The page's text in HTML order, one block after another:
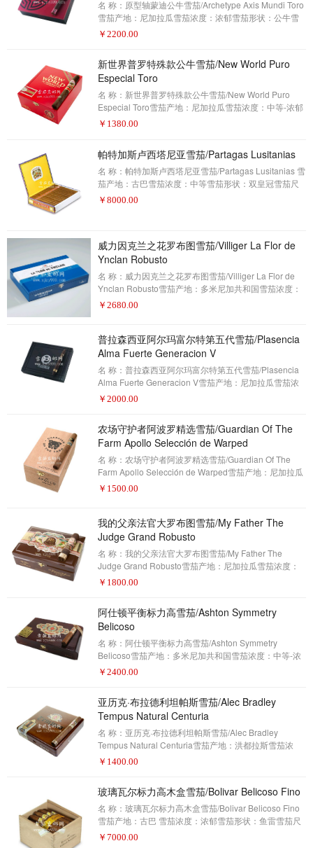
（雪茄是名单上的四种雪茄中的一种，零
名 称：原型轴蒙迪公牛雪茄/Archetype Axis Mundi Toro
雪茄产地：尼加拉瓜雪茄浓度：浓郁雪茄形状：公牛雪
茄尺寸：6×52包装数量：20制作方式：手工描 述：雪茄
头放在一起，创造了你梦想中的雪茄——或者至少是你
潜意识里的雪茄。原型轴莫迪以重复的人物、符号或原
型的名字命名，以重现人们的梦想，这些东西出现在各
种文化的神话中。因此，雪茄的配方
￥ 2200.00
新世界普罗特殊款公牛雪茄/New World Puro
Especial Toro
名 称：新世界普罗特殊款公牛雪茄/New World Puro
Especial Toro雪茄产地：尼加拉瓜雪茄浓度：中等-浓郁
雪茄形状：公牛雪茄尺寸：6 1/2 x 52包装数量：20制作
样迅速增长。 如费尔南德斯他不购买新工厂，他将获得
更多烟草农场的新土地，同时生产自己的雪茄以及一些
相当高调的合同品牌。他精心制作了这款新世界普罗特
殊款公牛雪茄。这是他新世界系列的最新版
￥ 1380.00
帕特加斯卢西塔尼亚雪茄/Partagas Lusitanias
名 称：帕特加斯卢西塔尼亚雪茄/Partagas Lusitanias 雪
茄产地：古巴雪茄浓度：中等雪茄形状：双皇冠雪茄尺
寸：194X49包装数量：25制作方式：手工描 述：雪茄
西塔尼亚这样的双皇冠雪茄需要一种特别大的原始烟叶
来完全覆盖所有的7.5英寸的雪茄。在过去的几年里，不
稳定的作物和糟糕的天气造成了古巴大量优质的包装材
料的
￥ 8000.00
威力因克兰之花罗布图雪茄/Villiger La Flor de
Ynclan Robusto
名 称：威力因克兰之花罗布图雪茄/Villiger La Flor de
Ynclan Robusto雪茄产地：多米尼加共和国雪茄浓度：
中等雪茄形状：罗布图雪茄尺寸：5X50包装数量：25制
名，威利已经决心创造不仅仅是一个良好的机制雪茄,而
且是一款伟大的优质手工雪茄。。这对他们来讲从来不
是资金的问题，因为威力已经是一个十亿美元的公司。
这源于老板兼董事长海因里希·维利格（Hein
￥ 2680.00
普拉森西亚阿尔玛富尔特第五代雪茄/Plasencia
Alma Fuerte Generacion V
名 称：普拉森西亚阿尔玛富尔特第五代雪茄/Plasencia
Alma Fuerte Generacion V雪茄产地：尼加拉瓜雪茄浓
度：浓郁雪茄形状：Presidente雪茄尺寸：7 x 58包装数
草，直到今天仍然为优质雪茄行业的一大部分提供高质
量的烟叶。他们也为很多客户制造雪茄。但是,除非你是
在雪茄行业,否则这个名字无法引起雪茄消费者共鸣。内
斯托尔和的内斯托尔·安德烈斯.普
￥ 2000.00
农场守护者阿波罗精选雪茄/Guardian Of The
Farm Apollo Selección de Warped
名 称：农场守护者阿波罗精选雪茄/Guardian Of The
Farm Apollo Selección de Warped雪茄产地：尼加拉瓜
雪茄浓度：浓郁雪茄形状：Lonsdale雪茄尺寸：6 x 44
地混合进世界上最好的尼加拉瓜烟草时，会发生什么？
答案就是这款农场守护者阿波罗。这是马克斯·费尔南德
斯和凯尔·盖利斯共同努力的成果。如果你从来没听说过
他们, 凯尔盖利斯是农场
￥ 1500.00
我的父亲法官大罗布图雪茄/My Father The
Judge Grand Robusto
名 称：我的父亲法官大罗布图雪茄/My Father The
Judge Grand Robusto雪茄产地：尼加拉瓜雪茄浓度：
浓郁雪茄形状：罗布图雪茄尺寸：5 x 60包装数量：23
作的“我的父亲法官大罗布图”，可以说是一款气势磅礴的
雪茄。这当然是一款强大的雪茄，但它不仅如此。它有
着来自厄瓜多尔苏门答腊种子的包装，两款尼加拉瓜粘
合剂（Corojo和Criollo）和来自三家加
￥ 1800.00
阿仕顿平衡标力高雪茄/Ashton Symmetry
Belicoso
名 称：阿仕顿平衡标力高雪茄/Ashton Symmetry
Belicoso雪茄产地：多米尼加共和国雪茄浓度：中等-浓
郁雪茄形状：标力高雪茄尺寸：5 1/4 x 52包装数量：25
(Ashton)的名义下推出了一个新品牌，这并不常见，但当
它做到这一点时，该公司将大量的想法和关注投入到发
布中。阿仕顿平衡标力高在2014年首次亮相，而该公司
也无法选择一个更好的名字。如果你有一
￥ 2400.00
亚历克·布拉德利坦帕斯雪茄/Alec Bradley
Tempus Natural Centuria
名 称：亚历克·布拉德利坦帕斯雪茄/Alec Bradley
Tempus Natural Centuria雪茄产地：洪都拉斯雪茄浓
度：浓郁雪茄形状：丘吉尔雪茄尺寸：7×49包装数量：
宾在开始他的烟草生涯后，决定寻找一款浓郁的雪茄。
最终在洪都拉斯与尼加拉瓜制成了这款雪茄亚历克·布拉
德利坦帕斯。坦帕斯最新颖的一点在于艾伦?鲁宾在洪都
拉斯Trojes地区一个农场采购的茄衣。对于
￥ 1400.00
玻璃瓦尔标力高木盒雪茄/Bolivar Belicoso Fino
名 称：玻璃瓦尔标力高木盒雪茄/Bolivar Belicoso Fino
雪茄产地：古巴 雪茄浓度：浓郁雪茄形状：鱼雷雪茄尺
寸：140X52包装数量：25制作方式：手工描 述：雪茄
￥ 7000.00